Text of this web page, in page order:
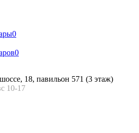
0
0
18, павильон 571 (3 этаж)
10-17